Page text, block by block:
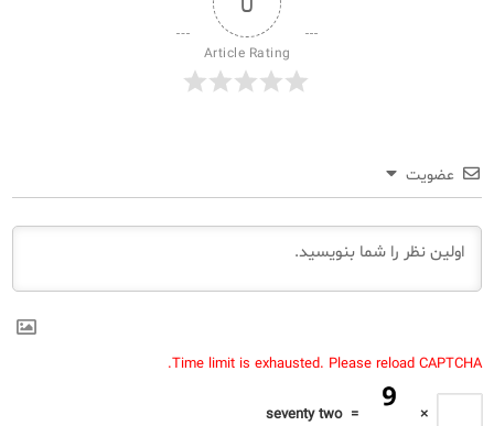
Article Rating
عضویت
Time limit is exhausted. Please reload CAPTCHA.
×
=
seventy two